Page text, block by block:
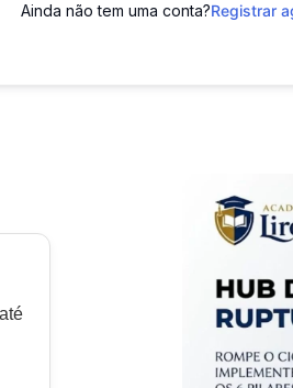
Ainda não tem uma conta?Registrar